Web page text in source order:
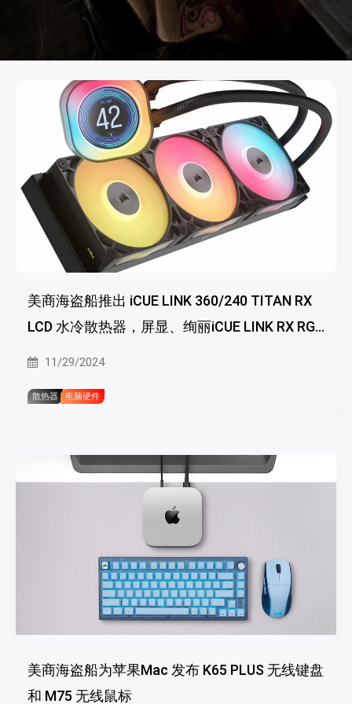
美商海盗船推出 iCUE LINK 360/240 TITAN RX
LCD 水冷散热器，屏显、绚丽iCUE LINK RX RGB
风扇
11/29/2024
散热器 电脑硬件
美商海盗船为苹果Mac 发布 K65 PLUS 无线键盘
和 M75 无线鼠标